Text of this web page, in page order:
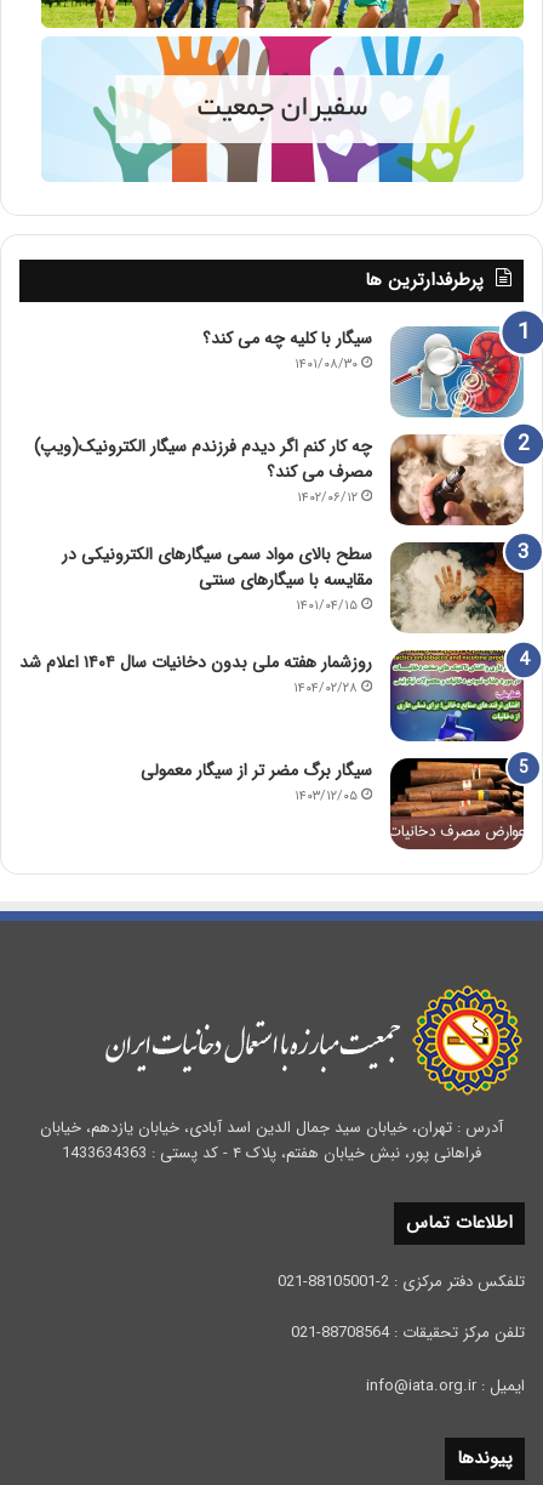
پرطرفدارترین ها
سیگار با کلیه چه می کند؟
۱۴۰۱/۰۸/۳۰
چه کار کنم اگر دیدم فرزندم سیگار الکترونیک(ویپ)
مصرف می کند؟
۱۴۰۲/۰۶/۱۲
سطح بالای مواد سمی سیگارهای الکترونیکی در
مقایسه با سیگارهای سنتی
۱۴۰۱/۰۴/۱۵
روزشمار هفته ملی بدون دخانیات سال ۱۴۰۴ اعلام شد
۱۴۰۴/۰۲/۲۸
سیگار برگ مضر تر از سیگار معمولی
۱۴۰۳/۱۲/۰۵
آدرس : تهران، خیابان سید جمال الدین اسد آبادی، خیابان یازدهم، خیابان
فراهانی پور، نبش خیابان هفتم، پلاک ۴ - کد پستی : 1433634363
اطلاعات تماس
تلفکس دفتر مرکزی : 2-88105001-021
تلفن مرکز تحقیقات : 88708564-021
ایمیل : info@iata.org.ir
پیوندها